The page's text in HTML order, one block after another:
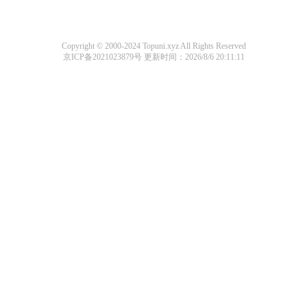
Copyright © 2000-2024 Topuni.xyz All Rights Reserved
京ICP备2021023879号更新时间：2026/8/6 20:11:11